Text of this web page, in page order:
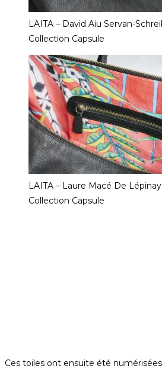
LAITA – David Aiu Servan-
Collection Capsule
LAITA – Laure Macé De
Collection Capsule
Ces toiles ont ensuite été